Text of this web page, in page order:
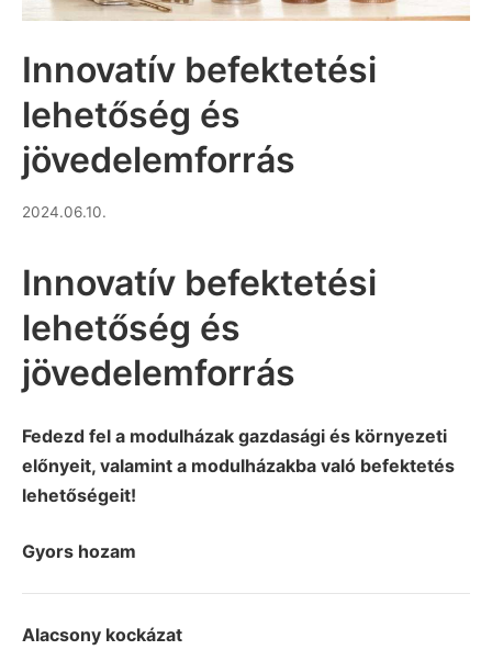
Innovatív befektetési
lehetőség és
jövedelemforrás
2024.06.10.
Innovatív befektetési
lehetőség és
jövedelemforrás
Fedezd fel a modulházak gazdasági és környezeti
előnyeit, valamint a modulházakba való befektetés
lehetőségeit!
Gyors hozam
Alacsony kockázat